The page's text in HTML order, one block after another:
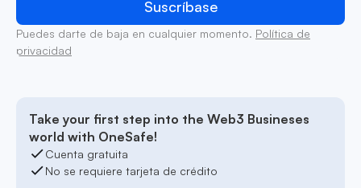
Puedes darte de baja en cualquier momento. Política de
privacidad
Take your first step into the Web3 Busineses
world with OneSafe!
Cuenta gratuita
No se requiere tarjeta de crédito